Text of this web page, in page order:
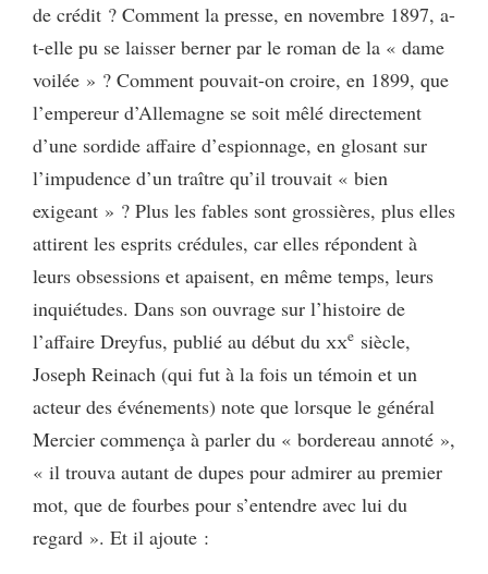
de crédit ? Comment la presse, en novembre 1897, a-
t-elle pu se laisser berner par le roman de la « dame
voilée » ? Comment pouvait-on croire, en 1899, que
l’empereur d’Allemagne se soit mêlé directement
d’une sordide affaire d’espionnage, en glosant sur
l’impudence d’un traître qu’il trouvait « bien
exigeant » ? Plus les fables sont grossières, plus elles
attirent les esprits crédules, car elles répondent à
leurs obsessions et apaisent, en même temps, leurs
inquiétudes. Dans son ouvrage sur l’histoire de
l’affaire Dreyfus, publié au début du xxe siècle,
Joseph Reinach (qui fut à la fois un témoin et un
acteur des événements) note que lorsque le général
Mercier commença à parler du « bordereau annoté »,
« il trouva autant de dupes pour admirer au premier
mot, que de fourbes pour s’entendre avec lui du
regard ». Et il ajoute :